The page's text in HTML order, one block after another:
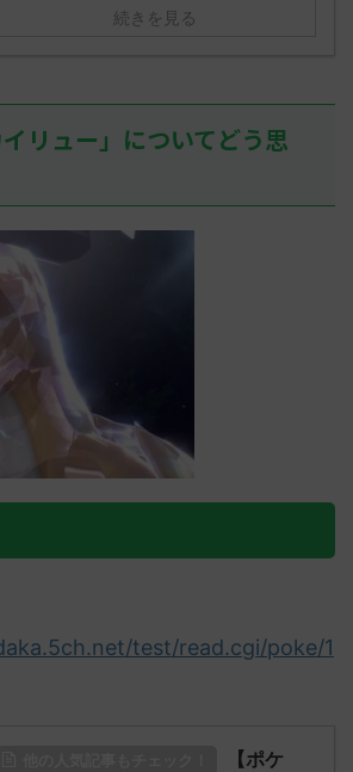
続きを見る
リュー」についてどう思
test/read.cgi/poke/1
【ポケ